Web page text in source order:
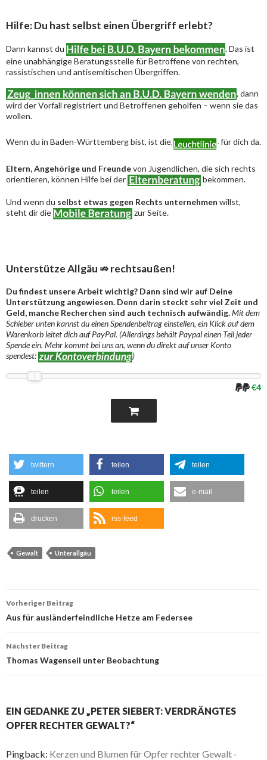
Hilfe: Du hast selbst einen Übergriff erlebt?
Dann kannst du
. Das ist
eine unabhängige Beratungsstelle für Betroffene von rechten,
rassistischen und antisemitischen Übergriffen.
, dann
wird der Vorfall registriert und Betroffenen geholfen – wenn sie das
wollen.
Wenn du in Baden-Württemberg bist, ist die für dich da.
Eltern, Angehörige und Freundevon Jugendlichen, die sich rechts
orientieren, können Hilfe bei der
bekommen.
Und wenn du selbst etwas gegen Rechts unternehmen willst,
steht dir die
zur Seite.
Unterstütze Allgäu ⇏ rechtsaußen!
Du findest unsere Arbeit wichtig? Dann sind wir auf Deine
Unterstützung angewiesen. Denn darin steckt sehr viel Zeit und
Geld, manche Recherchen sind auch technisch aufwändig.Mit dem
Schieber unten kannst du einen Spendenbeitrag einstellen, ein Klick auf dem
Warenkorb leitet dich auf PayPal. (Allerdings behält Paypal einen Teil jeder
Spende ein. Mehr kommt bei uns an, wenn du direkt auf unser Konto
spendest:
)
€4
twittern teilen teilen
teilen teilen e-mail
drucken rss-feed
Gewalt Unterallgäu
Beitrags-
Navigation
Vorheriger Beitrag
Aus für ausländerfeindliche Hetze am Federsee
Nächster Beitrag
Thomas Wagenseil unter Beobachtung
EIN GEDANKE ZU „PETER SIEBERT: VERDRÄNGTES
OPFER RECHTER GEWALT?“
Pingback: Kerzen und Blumen für Opfer rechter Gewalt -